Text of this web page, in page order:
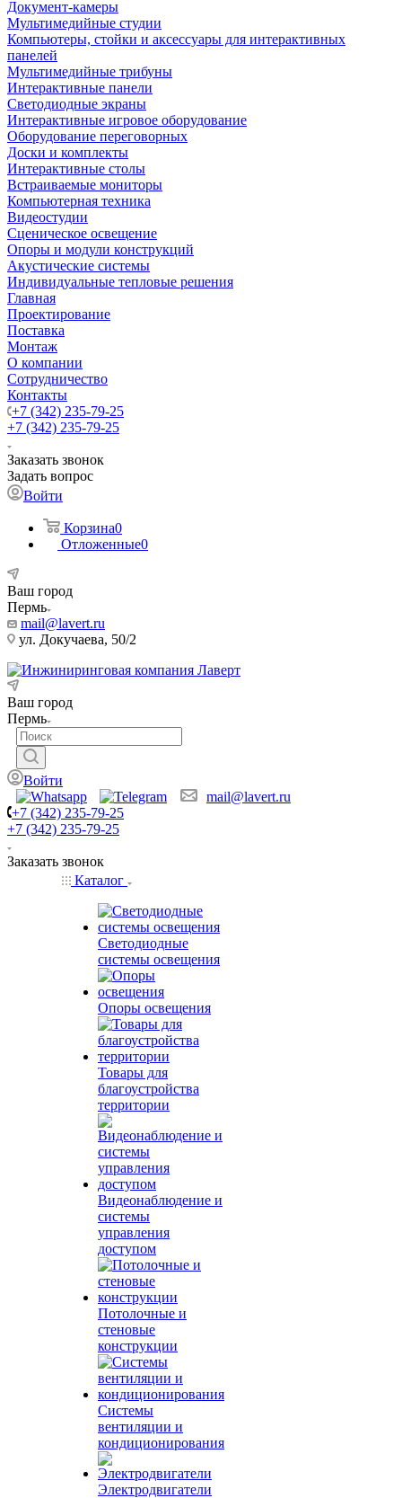
Документ-камеры
Мультимедийные студии
Компьютеры, стойки и аксессуары для интерактивных
панелей
Мультимедийные трибуны
Интерактивные панели
Светодиодные экраны
Интерактивные игровое оборудование
Оборудование переговорных
Доски и комплекты
Интерактивные столы
Встраиваемые мониторы
Компьютерная техника
Видеостудии
Cценическое освещение
Опоры и модули конструкций
Акустические системы
Индивидуальные тепловые решения
Главная
Проектирование
Поставка
Монтаж
О компании
Сотрудничество
Контакты
+7 (342) 235-79-25
+7 (342) 235-79-25
Заказать звонок
Задать вопрос
Войти
Корзина0
Отложенные0
Ваш город
Пермь
mail@lavert.ru
ул. Докучаева, 50/2
Ваш город
Пермь
Войти
mail@lavert.ru
+7 (342) 235-79-25
+7 (342) 235-79-25
Заказать звонок
Каталог
Светодиодные
системы освещения
Опоры освещения
Товары для
благоустройства
территории
Видеонаблюдение и
системы
управления
доступом
Потолочные и
стеновые
конструкции
Системы
вентиляции и
кондиционирования
Электродвигатели